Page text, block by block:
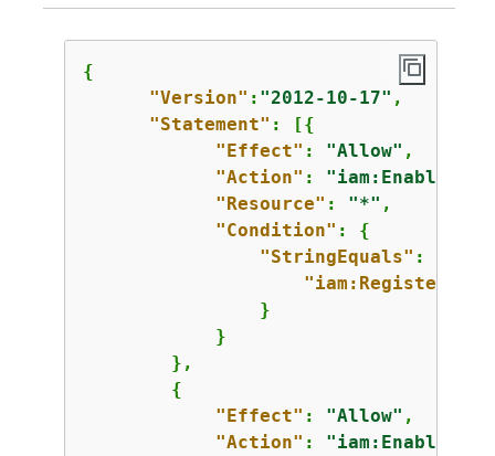
{
"Version" : "2012-10-17" ,
"Statement" : [{
"Effect" : "Allow" ,
"Action" :
"Resource" : "*" ,
"Condition" : {
"StringEquals" :
                }
            }
        },
{
"Effect" : "Allow" ,
"Action" :